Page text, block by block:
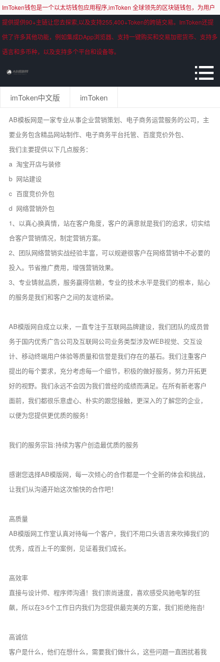
ImToken钱包是一个以太坊钱包应用程序,imToken 全球领先的区块链钱包，为用户
提供提供90+主链让您去探索,以及支持255,400+Token的跨链交易。ImToken还提
供了许多其他功能，例如集成DApp浏览器、支持一键购买和交易加密货币、支持多
语言和多币种，以及支持多个平台和设备等。
imToken中文版 imToken
AB模板网是一家专业从事企业营销策划、电子商务运营服务的公司，主
要业务包含精品网站制作、电子商务平台托管、百度竞价外包、
我们主要提供以下几点服务：
a 淘宝开店与装修
b 网站建设
c 百度竞价外包
d 网络营销外包
1、以真心换真情，站在客户角度，客户的满意就是我们的追求，切实结
合客户营销情况，制定营销方案。
2、团队网络营销实战经验丰富，可以规避很客户在网络营销中不必要的
投入。节省推广费用，增强营销效果。
3、专业铸就品质，服务赢得信赖，专业的技术水平是我们的根本，贴心
的服务是我们和客户之间的友谊桥梁。
AB模版网自成立以来，一直专注于互联网品牌建设，我们团队的成员曾
务于国内优秀广告公司及互联网公司业务类型涉及WEB视觉、交互设
计、移动终端用户体验等质量和信誉是我们存在的基石。我们注重客户
提出的每个要求，充分考虑每一个细节，积极的做好服务，努力开拓更
好的视野。我们永远不会因为我们曾经的成绩而满足。在所有新老客户
面前，我们都很乐意虚心、朴实的跟您接触，更深入的了解您的企业，
以便为您提供更优质的服务！
我们的服务宗旨:持续为客户创造最优质的服务
感谢您选择AB模版网，每一次倾心的合作都是一个全新的体会和挑战，
让我们从沟通开始这次愉快的合作吧！
高质量
AB模版网工作室认真对待每一个客户，我们不用口头语言来吹捧我们的
优秀，成百上千的案例，见证着我们成长。
高效率
直接与设计师、程序师沟通！我们崇尚速度，喜欢感受风驰电掣的狂
飙，所以在3-5个工作日内我们为您提供最完美的方案，我们拒绝拖沓!
高诚信
客户是什么，他们在想什么，需要我们做什么，这些问题一直困扰着我